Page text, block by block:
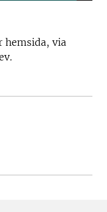
hemsida, via